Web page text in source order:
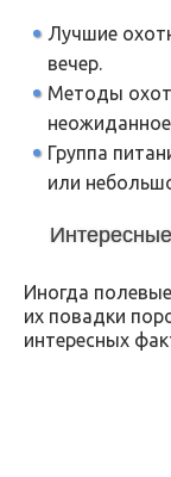
Лучшие
вечер.
Методы
Группа
или
Иногда
их повадки
интересных